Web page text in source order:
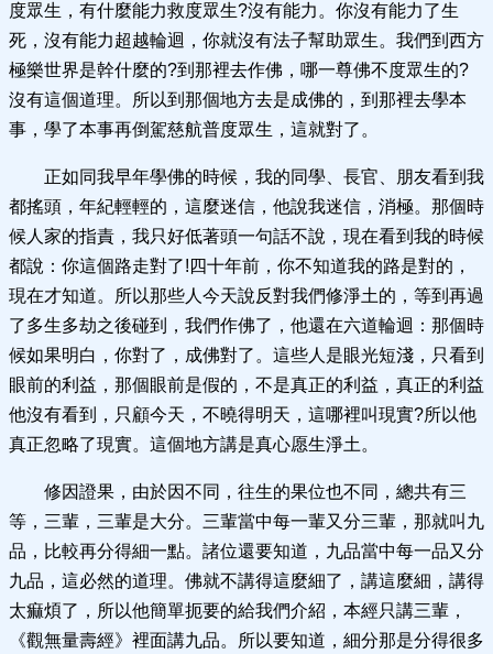
度眾生，有什麼能力救度眾生?沒有能力。你沒有能力了生
死，沒有能力超越輪迴，你就沒有法子幫助眾生。我們到西方
極樂世界是幹什麼的?到那裡去作佛，哪一尊佛不度眾生的?
沒有這個道理。所以到那個地方去是成佛的，到那裡去學本
事，學了本事再倒駕慈航普度眾生，這就對了。
正如同我早年學佛的時候，我的同學、長官、朋友看到我
都搖頭，年紀輕輕的，這麼迷信，他說我迷信，消極。那個時
候人家的指責，我只好低著頭一句話不說，現在看到我的時候
都說：你這個路走對了!四十年前，你不知道我的路是對的，
現在才知道。所以那些人今天說反對我們修淨土的，等到再過
了多生多劫之後碰到，我們作佛了，他還在六道輪迴：那個時
候如果明白，你對了，成佛對了。這些人是眼光短淺，只看到
眼前的利益，那個眼前是假的，不是真正的利益，真正的利益
他沒有看到，只顧今天，不曉得明天，這哪裡叫現實?所以他
真正忽略了現實。這個地方講是真心愿生淨土。
修因證果，由於因不同，往生的果位也不同，總共有三
等，三輩，三輩是大分。三輩當中每一輩又分三輩，那就叫九
品，比較再分得細一點。諸位還要知道，九品當中每一品又分
九品，這必然的道理。佛就不講得這麼細了，講這麼細，講得
太痲煩了，所以他簡單扼要的給我們介紹，本經只講三輩，
《觀無量壽經》裡面講九品。所以要知道，細分那是分得很多